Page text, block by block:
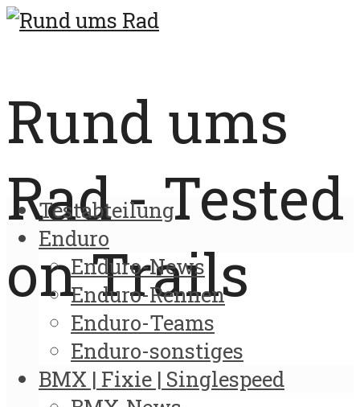
Rund ums
Rad - Tested
on Trails
Testabteilung
Enduro
Enduro-News
Enduro-Rennen
Enduro-Teams
Enduro-sonstiges
BMX | Fixie | Singlespeed